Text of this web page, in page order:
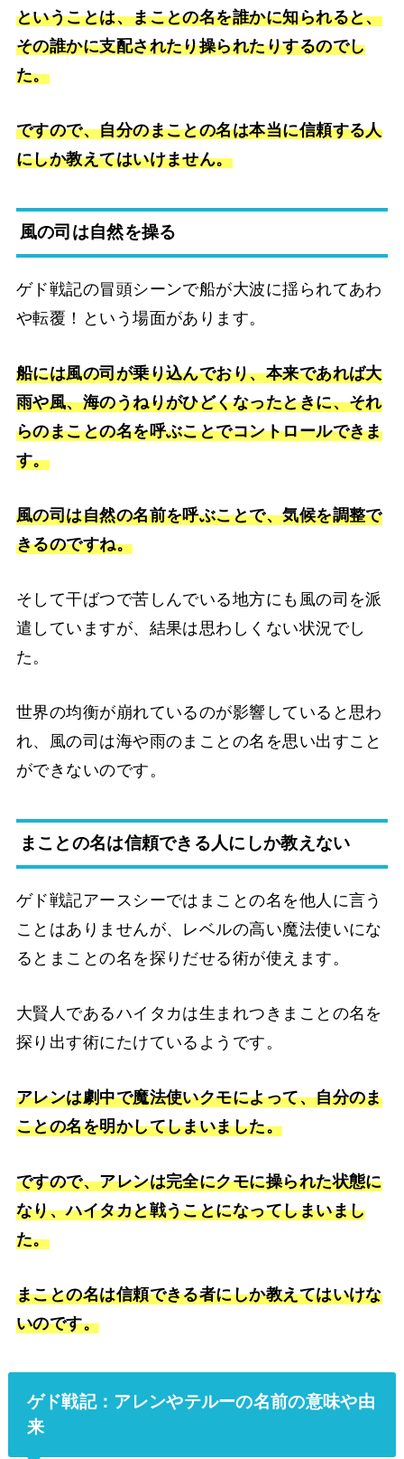
ということは、まことの名を誰かに知られると、
その誰かに支配されたり操られたりするのでし
た。
ですので、自分のまことの名は本当に信頼する人
にしか教えてはいけません。
風の司は自然を操る
ゲド戦記の冒頭シーンで船が大波に揺られてあわ
や転覆！という場面があります。
船には風の司が乗り込んでおり、本来であれば大
雨や風、海のうねりがひどくなったときに、それ
らのまことの名を呼ぶことでコントロールできま
す。
風の司は自然の名前を呼ぶことで、気候を調整で
きるのですね。
そして干ばつで苦しんでいる地方にも風の司を派
遣していますが、結果は思わしくない状況でし
た。
世界の均衡が崩れているのが影響していると思わ
れ、風の司は海や雨のまことの名を思い出すこと
ができないのです。
まことの名は信頼できる人にしか教えない
ゲド戦記アースシーではまことの名を他人に言う
ことはありませんが、レベルの高い魔法使いにな
るとまことの名を探りだせる術が使えます。
大賢人であるハイタカは生まれつきまことの名を
探り出す術にたけているようです。
アレンは劇中で魔法使いクモによって、自分のま
ことの名を明かしてしまいました。
ですので、アレンは完全にクモに操られた状態に
なり、ハイタカと戦うことになってしまいまし
た。
まことの名は信頼できる者にしか教えてはいけな
いのです。
ゲド戦記：アレンやテルーの名前の意味や由
来